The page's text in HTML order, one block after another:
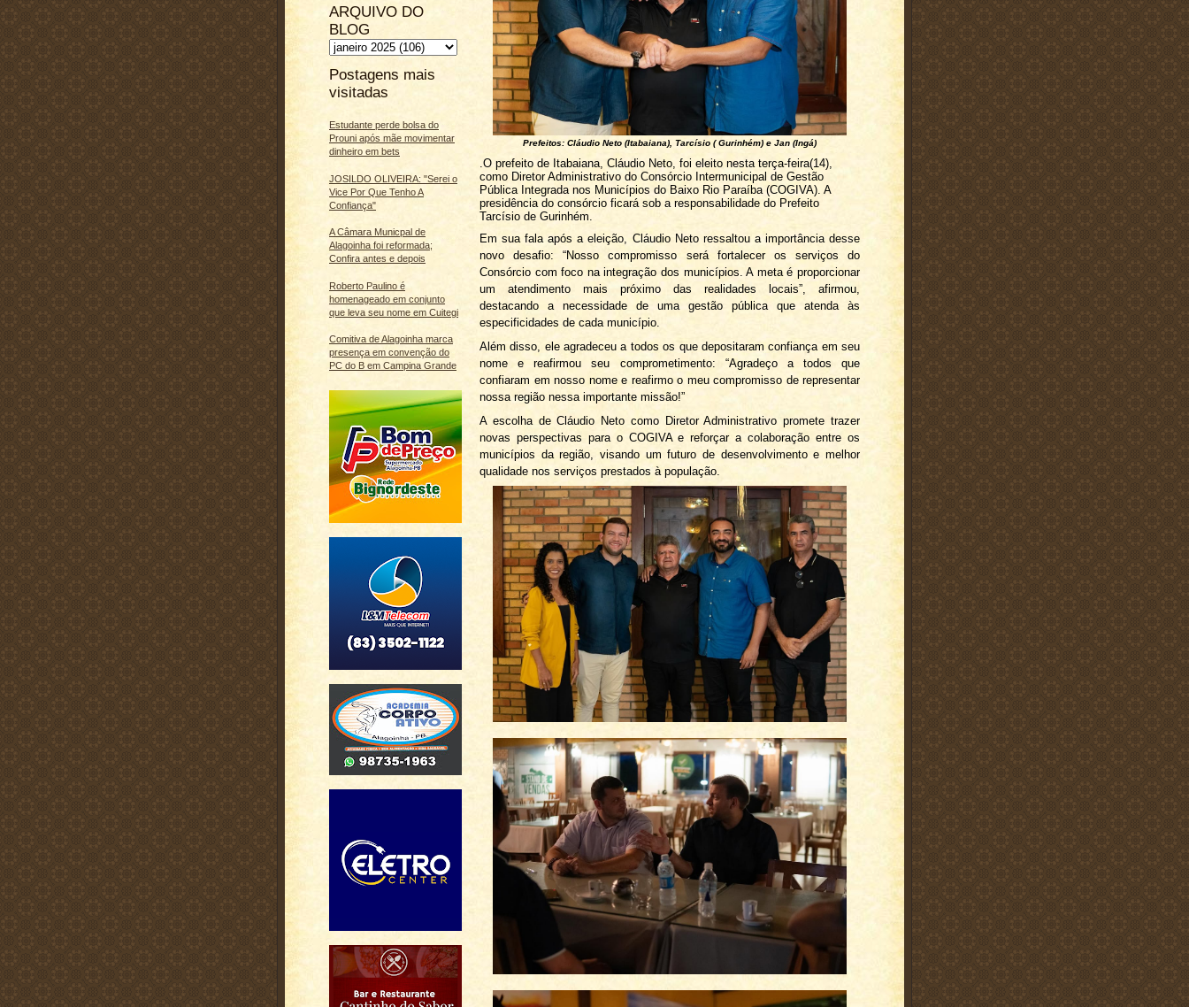
ARQUIVO DO
BLOG
Postagens mais
visitadas
Estudante perde bolsa do
Prouni após mãe movimentar
dinheiro em bets
JOSILDO OLIVEIRA: "Serei o
Vice Por Que Tenho A
Confiança"
A Câmara Municpal de
Alagoinha foi reformada;
Confira antes e depois
Roberto Paulino é
homenageado em conjunto
que leva seu nome em Cuitegi
Comitiva de Alagoinha marca
presença em convenção do
PC do B em Campina Grande
Prefeitos: Cláudio Neto (Itabaiana), Tarcísio ( Gurinhém) e Jan (Ingá)
.O prefeito de Itabaiana, Cláudio Neto, foi eleito nesta terça-feira(14),
como Diretor Administrativo do Consórcio Intermunicipal de Gestão
Pública Integrada nos Municípios do Baixo Rio Paraíba (COGIVA). A
presidência do consórcio ficará sob a responsabilidade do Prefeito
Tarcísio de Gurinhém.
Em sua fala após a eleição, Cláudio Neto ressaltou a importância desse
novo desafio: “Nosso compromisso será fortalecer os serviços do
Consórcio com foco na integração dos municípios. A meta é proporcionar
um atendimento mais próximo das realidades locais”, afirmou,
destacando a necessidade de uma gestão pública que atenda às
especificidades de cada município.
Além disso, ele agradeceu a todos os que depositaram confiança em seu
nome e reafirmou seu comprometimento: “Agradeço a todos que
confiaram em nosso nome e reafirmo o meu compromisso de representar
nossa região nessa importante missão!”
A escolha de Cláudio Neto como Diretor Administrativo promete trazer
novas perspectivas para o COGIVA e reforçar a colaboração entre os
municípios da região, visando um futuro de desenvolvimento e melhor
qualidade nos serviços prestados à população.